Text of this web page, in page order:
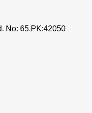
No: 65,PK:42050